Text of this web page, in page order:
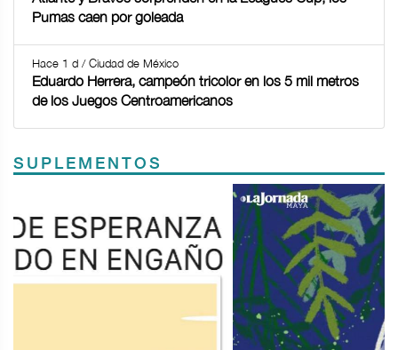
Pumas caen por goleada
Hace 1 d / Ciudad de México
Eduardo Herrera, campeón tricolor en los 5 mil metros
de los Juegos Centroamericanos
SUPLEMENTOS